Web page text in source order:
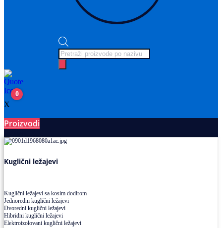
Products
search
0
X
Proizvodi
Kuglični ležajevi
Kuglični ležajevi sa kosim dodirom
Jednoredni kuglični ležajevi
Dvoredni kuglični ležajevi
Hibridni kuglični ležajevi
Elektroizolovani kuglični ležajevi